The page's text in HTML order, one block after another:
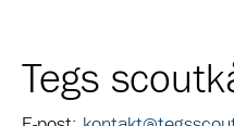
Tegs